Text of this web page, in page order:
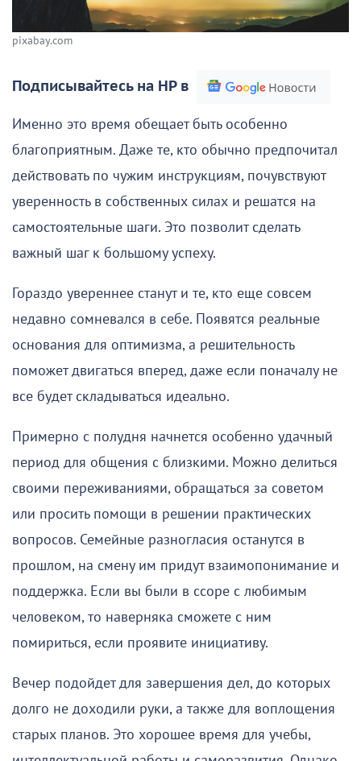
pixabay.com
Подписывайтесь на НР в
Именно это время обещает быть особенно
благоприятным. Даже те, кто обычно предпочитал
действовать по чужим инструкциям, почувствуют
уверенность в собственных силах и решатся на
самостоятельные шаги. Это позволит сделать
важный шаг к большому успеху.
Гораздо увереннее станут и те, кто еще совсем
недавно сомневался в себе. Появятся реальные
основания для оптимизма, а решительность
поможет двигаться вперед, даже если поначалу не
все будет складываться идеально.
Примерно с полудня начнется особенно удачный
период для общения с близкими. Можно делиться
своими переживаниями, обращаться за советом
или просить помощи в решении практических
вопросов. Семейные разногласия останутся в
прошлом, на смену им придут взаимопонимание и
поддержка. Если вы были в ссоре с любимым
человеком, то наверняка сможете с ним
помириться, если проявите инициативу.
Вечер подойдет для завершения дел, до которых
долго не доходили руки, а также для воплощения
старых планов. Это хорошее время для учебы,